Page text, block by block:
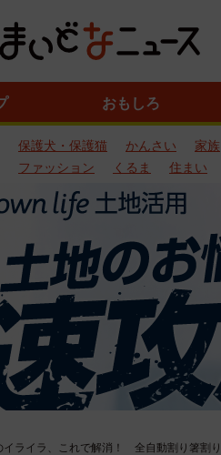
おもしろ
保護犬・保護猫 かんさい 家族
ファッション
くるま 住まい
イライラ、これで解消！ 全自動割り箸割